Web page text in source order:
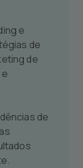
e
de
de
de